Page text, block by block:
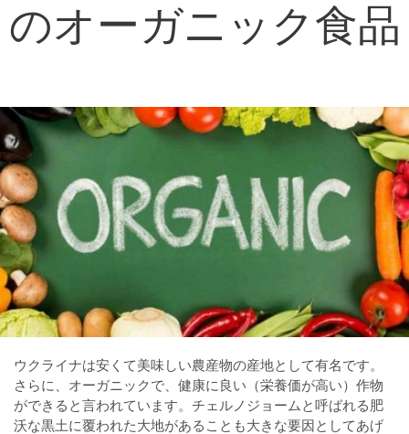
のオーガニック食品
ウクライナは安くて美味しい農産物の産地として有名です。
さらに、オーガニックで、健康に良い（栄養価が高い）作物
ができると言われています。チェルノジョームと呼ばれる肥
沃な黒土に覆われた大地があることも大きな要因としてあげ